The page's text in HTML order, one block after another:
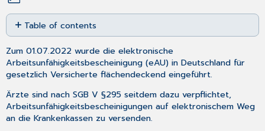
Save
as
PDF
Table of contents
für
die
Krankenkasse
Ausdruck
des
Arbeitgeberexemplars
Zum 01.07.2022 wurde die elektronische
Arbeitsunfähigkeitsbescheinigung (eAU) in Deutschland für
gesetzlich Versicherte flächendeckend eingeführt.
Ärzte sind nach SGB V §295 seitdem dazu verpflichtet,
Arbeitsunfähigkeitsbescheinigungen auf elektronischem Weg
an die Krankenkassen zu versenden.